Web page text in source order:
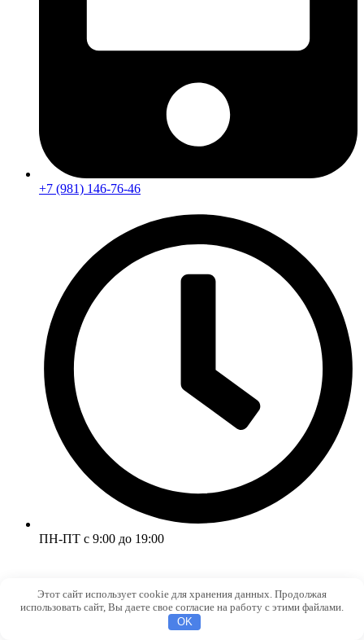
+7 (981) 146-76-46
ПН-ПТ с 9:00 до 19:00
Этот сайт использует cookie для хранения данных. Продолжая
использовать сайт, Вы даете свое согласие на работу с этими файлами.
OK